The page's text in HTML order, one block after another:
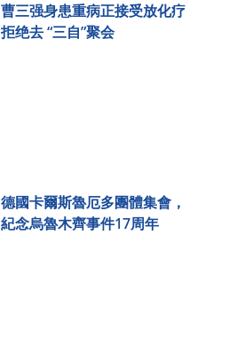
曹三强身患重病正接受放化疗
拒绝去 “三自”聚会
德國卡爾斯魯厄多團體集會，
紀念烏魯木齊事件17周年